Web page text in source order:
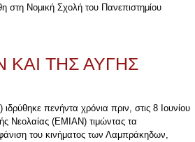
στη Νομική Σχολή του Πανεπιστημίου
ΚΑΙ ΤΗΣ ΑΥΓΗΣ
πενήντα χρόνια πριν, στις 8 Ιουνίου
Νεολαίας (ΕΜΙΑΝ) τιμώντας τα
του κινήματος των Λαμπράκηδων,